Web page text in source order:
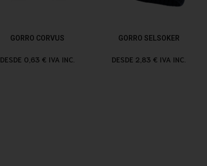
GORRO CORVUS
DESDE 0,63 € IVA INC.
GORRO SELSOKER
DESDE 2,83 € IVA INC.